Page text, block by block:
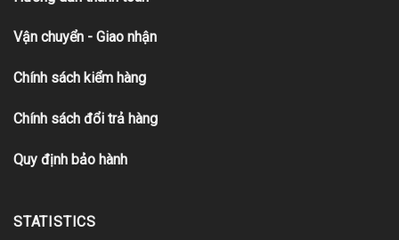
Vận chuyển - Giao nhận
Chính sách kiểm hàng
Chính sách đổi trả hàng
Quy định bảo hành
STATISTICS